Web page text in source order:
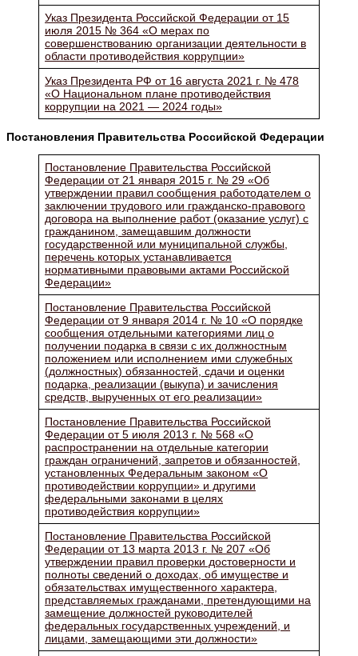
Указ Президента Российской Федерации от 15
июля 2015 № 364 «О мерах по
совершенствованию организации деятельности в
области противодействия коррупции»
Указ Президента РФ от 16 августа 2021 г. № 478
«О Национальном плане противодействия
коррупции на 2021 — 2024 годы»
Постановления Правительства Российской Федерации
Постановление Правительства Российской
Федерации от 21 января 2015 г. № 29 «Об
утверждении правил сообщения работодателем о
заключении трудового или гражданско-правового
договора на выполнение работ (оказание услуг) с
гражданином, замещавшим должности
государственной или муниципальной службы,
перечень которых устанавливается
нормативными правовыми актами Российской
Федерации»
Постановление Правительства Российской
Федерации от 9 января 2014 г. № 10 «О порядке
сообщения отдельными категориями лиц о
получении подарка в связи с их должностным
положением или исполнением ими служебных
(должностных) обязанностей, сдачи и оценки
подарка, реализации (выкупа) и зачисления
средств, вырученных от его реализации»
Постановление Правительства Российской
Федерации от 5 июля 2013 г. № 568 «О
распространении на отдельные категории
граждан ограничений, запретов и обязанностей,
установленных Федеральным законом «О
противодействии коррупции» и другими
федеральными законами в целях
противодействия коррупции»
Постановление Правительства Российской
Федерации от 13 марта 2013 г. № 207 «Об
утверждении правил проверки достоверности и
полноты сведений о доходах, об имуществе и
обязательствах имущественного характера,
представляемых гражданами, претендующими на
замещение должностей руководителей
федеральных государственных учреждений, и
лицами, замещающими эти должности»